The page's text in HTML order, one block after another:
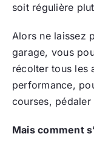
soit régulière
Alors ne laissez
garage, vous
récolter tous les
performance,
courses, pédaler
Mais comment